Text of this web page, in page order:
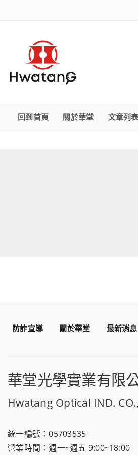
回到首頁 關於華堂 文章列表
防詐宣導 關於華堂 最新消息
華堂光學實業有限
Hwatang Optical IND.
統一編號：05703535
營業時間：週一~週五 9:00~18:00